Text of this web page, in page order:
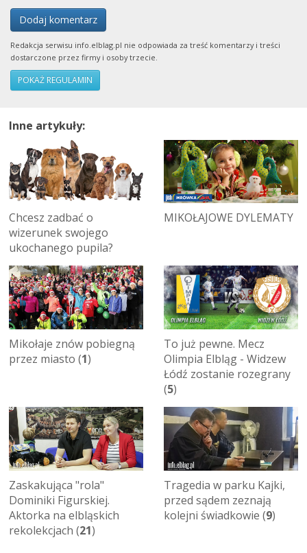
Dodaj komentarz
Redakcja serwisu info.elblag.pl nie odpowiada za treść komentarzy i treści
dostarczone przez firmy i osoby trzecie.
POKAŻ REGULAMIN
Inne artykuły:
Chcesz zadbać o
wizerunek swojego
ukochanego pupila?
MIKOŁAJOWE DYLEMATY
Mikołaje znów pobiegną
przez miasto (1)
To już pewne. Mecz
Olimpia Elbląg - Widzew
Łódź zostanie rozegrany
(5)
Zaskakująca "rola"
Dominiki Figurskiej.
Aktorka na elbląskich
rekolekcjach (21)
Tragedia w parku Kajki,
przed sądem zeznają
kolejni świadkowie (9)